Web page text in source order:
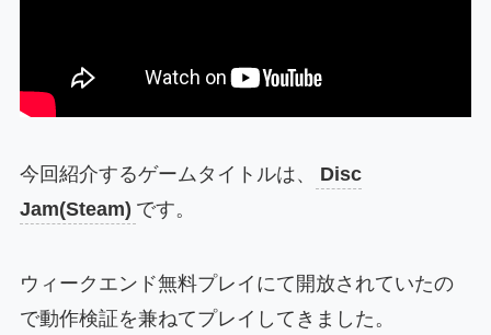
今回紹介するゲームタイトルは、
Disc
Jam(Steam) です。
ウィークエンド無料プレイにて開放されていたの
で動作検証を兼ねてプレイしてきました。